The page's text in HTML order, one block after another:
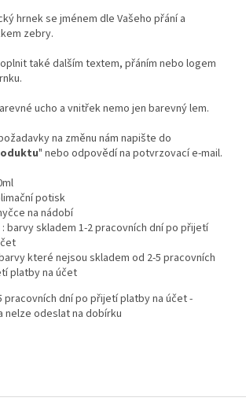
hrnek se jménem dle Vašeho přání a
zebry.
také dalším textem, přáním nebo logem
ucho a vnitřek nemo jen barevný lem.
na změnu nám napište do
" nebo odpovědí na potvrzovací e-mail.
potisk
na nádobí
barvy skladem 1-2 pracovních dní po přijetí
nejsou skladem od 2-5 pracovních
platby na účet
pracovních dní po přijetí platby na účet -
nelze odeslat na dobírku